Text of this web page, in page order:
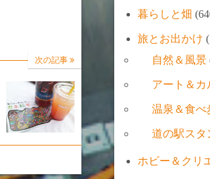
次の記事
暮らしと畑
旅とお出かけ
自然＆風景
アート＆カ
温泉＆食べ
道の駅スタ
ホビー＆クリ